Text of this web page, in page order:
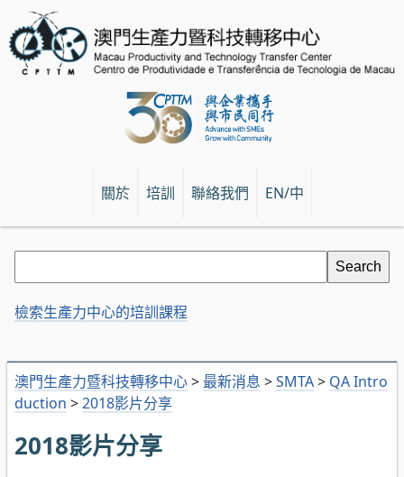
關於 培訓 聯絡我們 EN/中
澳門生產力暨科技轉移中心> 最新消息 >SMTA> QA Intro
duction >2018影片分享
2018影片分享
檢索生產力中心的培訓課程